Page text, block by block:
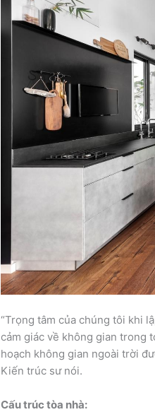
“Trọng tâm của chúng tôi khi
cảm giác về không gian trong
hoạch không gian ngoài trời
Kiến trúc sư nói.
Cấu trúc tòa nhà: